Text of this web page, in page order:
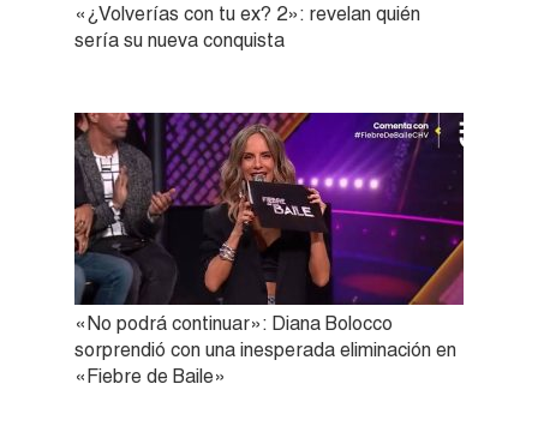
«¿Volverías con tu ex? 2»: revelan quién
sería su nueva conquista
«No podrá continuar»: Diana Bolocco
sorprendió con una inesperada eliminación en
«Fiebre de Baile»